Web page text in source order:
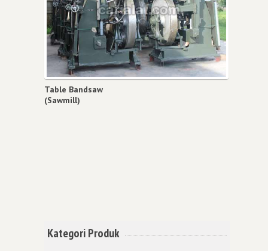
Table Bandsaw
(Sawmill)
Kategori Produk